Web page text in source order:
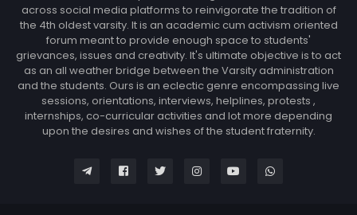
across social media platforms to reinvigorate the tradition of
the 4th oldest varsity. It is an academic cum activism oriented
forum meant to provide enough space to students'
grievances, issues and creativity. It's ultimate objective is to act
as an all weather bridge between the Varsity administration
and the students. Ours is an eclectic genre encompassing live
sessions, orientations, interviews, helplines, protests ,
internships, co-curricular activities and lot more depending
upon the desires and wishes of the student fraternity.